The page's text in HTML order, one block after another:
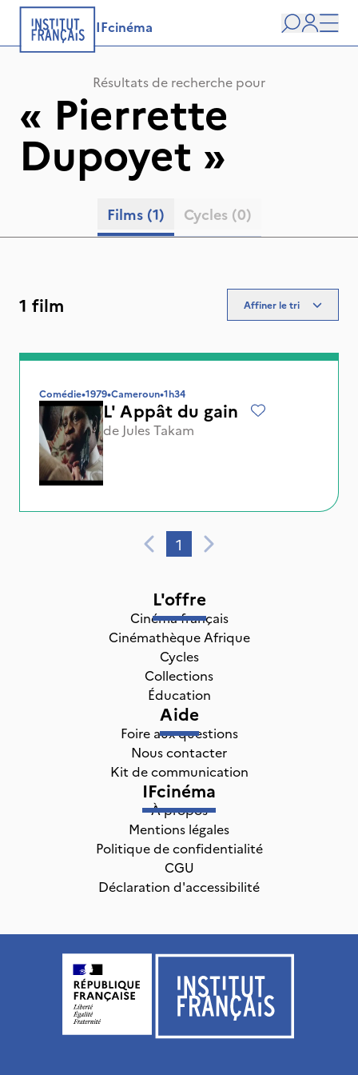
IFcinéma
user
Résultats de recherche pour
« Pierrette
Dupoyet »
Films (1) Cycles (0)
1 film Affiner le tri
Comédie•1979•Cameroun•1h34
L' Appât du gain
de Jules Takam
1
L'offre
Cinéma français
Cinémathèque Afrique
Cycles
Collections
Éducation
Aide
Foire aux questions
Nous contacter
Kit de communication
IFcinéma
À propos
Mentions légales
Politique de confidentialité
CGU
Déclaration d'accessibilité